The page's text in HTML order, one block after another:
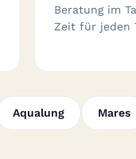
Beratung im
Zeit für jeden
Aqualung Mares